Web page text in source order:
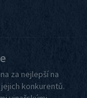
za nejlepší na
konkurentů.